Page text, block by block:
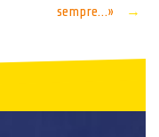
sempre…»
→